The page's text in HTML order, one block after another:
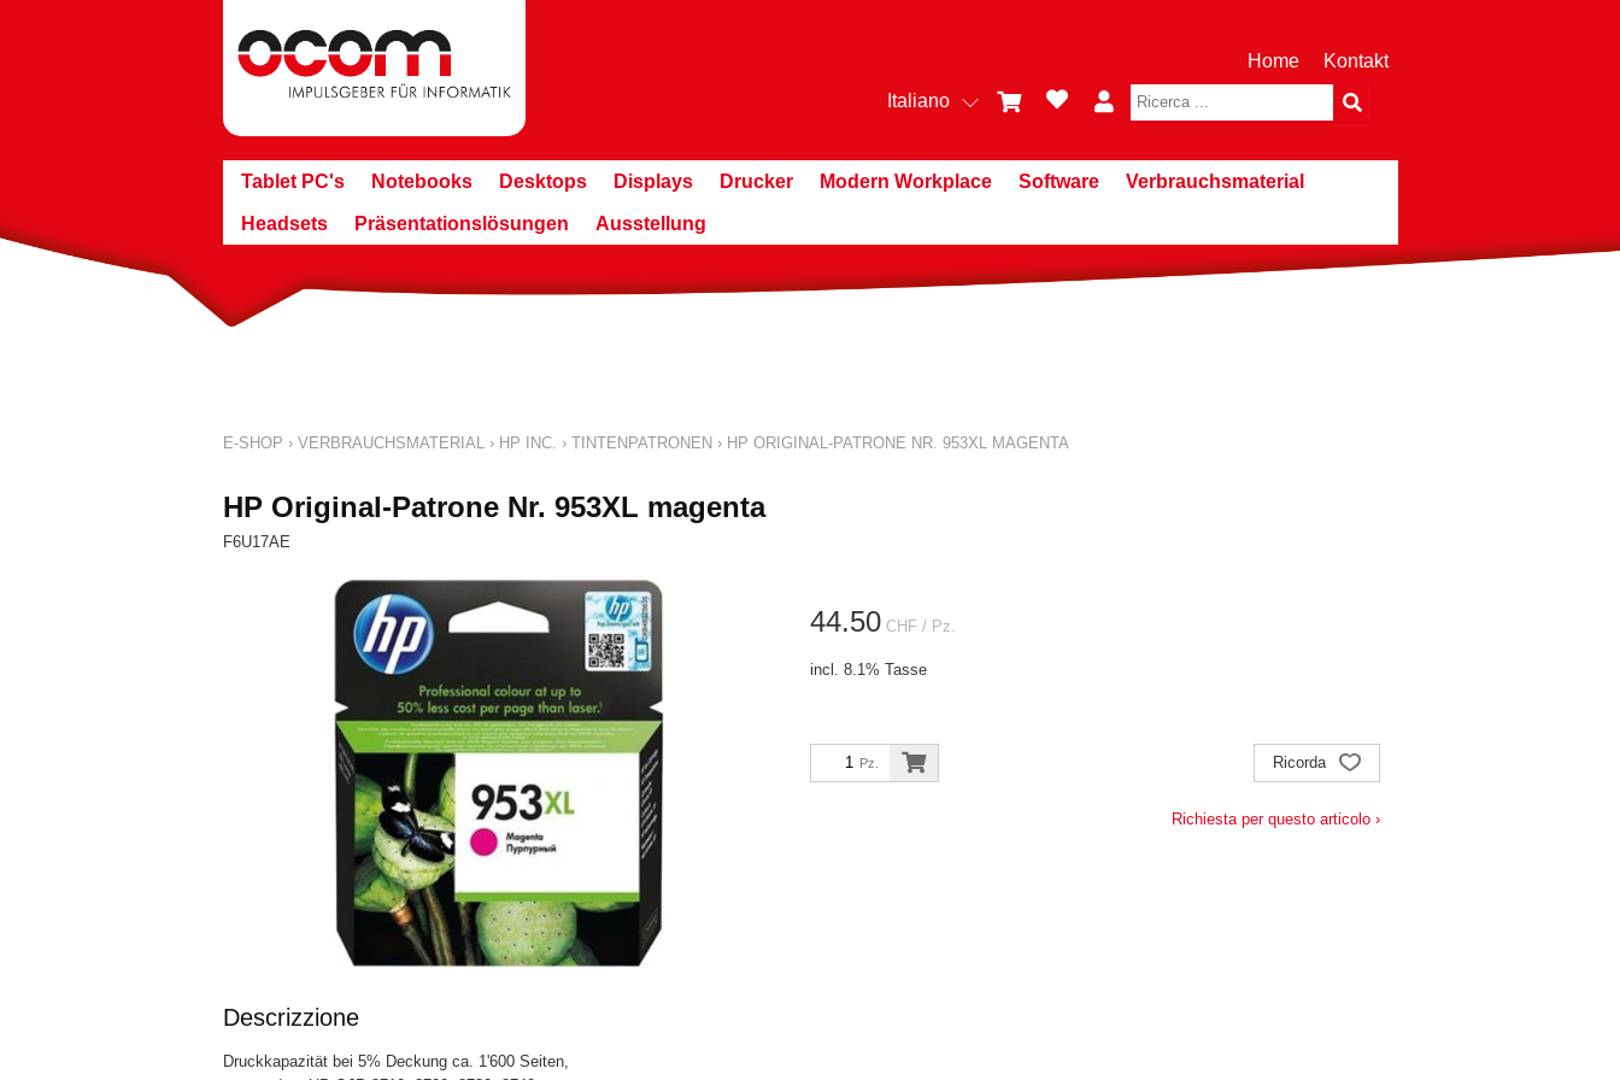
Home
Kontakt
Italiano
Tablet PC's Notebooks Desktops Displays Drucker Modern Workplace Software Verbrauchsmaterial
Headsets Präsentationslösungen Ausstellung
E-SHOP › VERBRAUCHSMATERIAL › HP INC. › TINTENPATRONEN › HP ORIGINAL-PATRONE NR. 953XL MAGENTA
HP Original-Patrone Nr. 953XL magenta
F6U17AE
44.50 CHF / Pz.
incl. 8.1% Tasse
Pz. Ricorda
Richiesta per questo articolo ›
Descrizzione
Druckkapazität bei 5% Deckung ca. 1'600 Seiten,